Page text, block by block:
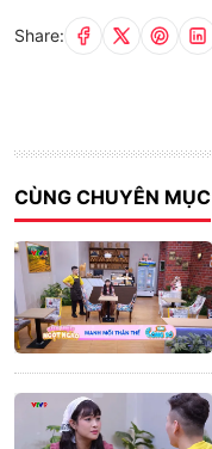
Share:
CÙNG CHUYÊN MỤC